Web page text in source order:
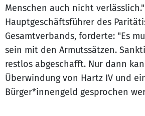
Menschen auch nicht
Hauptgeschäftsführer des
Gesamtverbands, forderte: "Es
sein mit den Armutssätzen.
restlos abgeschafft. Nur dann
Überwindung von Hartz IV und
Bürger*innengeld gesprochen